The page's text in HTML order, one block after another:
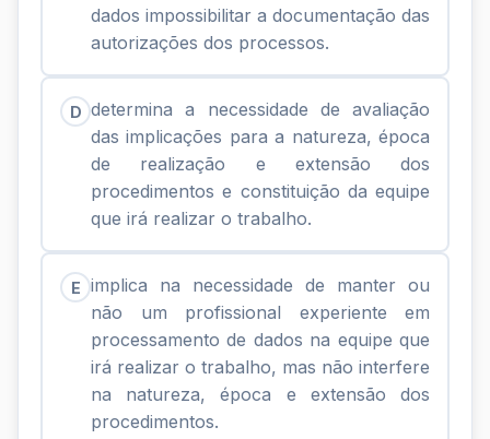
dados impossibilitar a documentação das
autorizações dos processos.
D determina a necessidade de avaliação
das implicações para a natureza, época
de realização e extensão dos
procedimentos e constituição da equipe
que irá realizar o trabalho.
E implica na necessidade de manter ou
não um profissional experiente em
processamento de dados na equipe que
irá realizar o trabalho, mas não interfere
na natureza, época e extensão dos
procedimentos.